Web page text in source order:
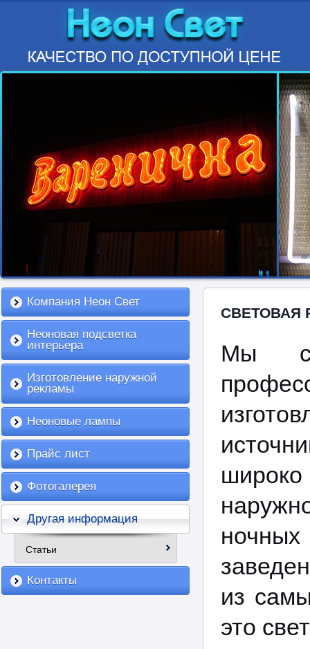
Компания Неон Свет
Неоновая подсветка
интерьера
Изготовление наружной
рекламы
Неоновые лампы
Прайс лист
Фотогалерея
Другая информация
Статьи
Контакты
СВЕТОВАЯ
Мы
из
это